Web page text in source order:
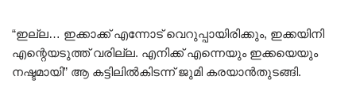
“ഇല്ല… ഇക്കാക്ക് എന്നോട് വെറുപ്പായിരിക്കും, ഇക്കയിനി
എന്റെയടുത്ത് വരില്ല. എനിക്ക് എന്നെയും ഇക്കയെയും
നഷ്ടമായി” ആ കട്ടിലിൽകിടന്ന് ജുമി കരയാൻതുടങ്ങി.